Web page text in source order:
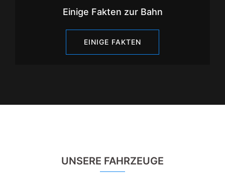
Einige Fakten zur Bahn
EINIGE FAKTEN
UNSERE FAHRZEUGE